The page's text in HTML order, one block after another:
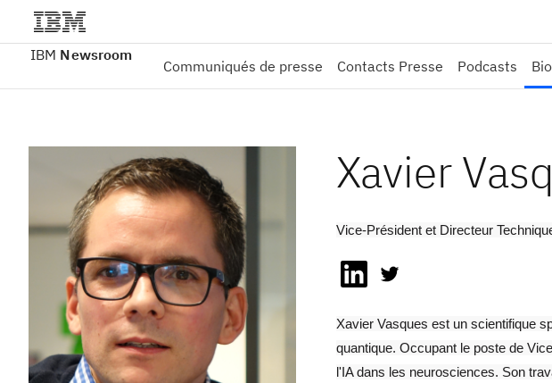
IBM Newsroom
Communiqués de presse Contacts Presse Podcasts
Xavier
Vice-Président et Directeur
Xavier Vasques est un scientifique
quantique. Occupant le poste de
l'IA dans les neurosciences. Son